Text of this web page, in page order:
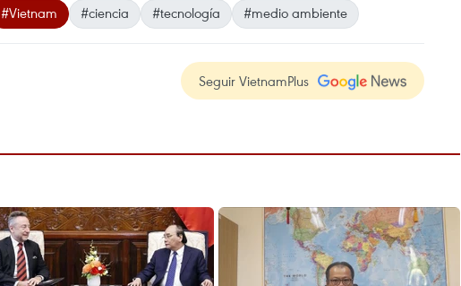
#Vietnam #ciencia #tecnología #medio ambiente
Seguir VietnamPlus